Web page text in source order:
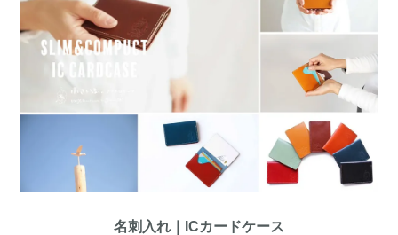
名刺入れ｜ICカードケース